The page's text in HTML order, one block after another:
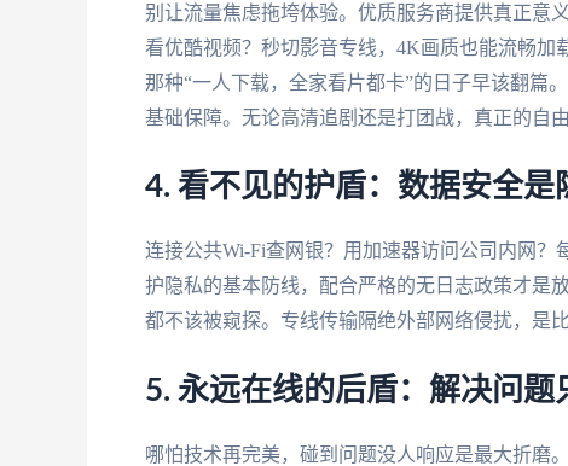
别让流量焦虑拖垮体验。优质服务商提供真正意
看优酷视频？秒切影音专线，4K画质也能流畅加
那种“一人下载，全家看片都卡”的日子早该翻篇
基础保障。无论高清追剧还是打团战，真正的自
4. 看不见的护盾：数据安全是
连接公共Wi-Fi查网银？用加速器访问公司内网？
护隐私的基本防线，配合严格的无日志政策才是
都不该被窥探。专线传输隔绝外部网络侵扰，是
5. 永远在线的后盾：解决问题
哪怕技术再完美，碰到问题没人响应是最大折磨